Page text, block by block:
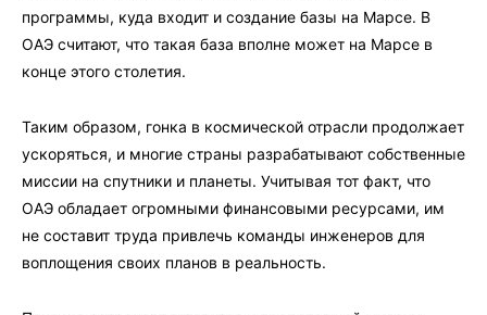
программы, куда входит и создание базы на Марсе. В
ОАЭ считают, что такая база вполне может на Марсе в
конце этого столетия.
Таким образом, гонка в космической отрасли продолжает
ускоряться, и многие страны разрабатывают собственные
миссии на спутники и планеты. Учитывая тот факт, что
ОАЭ обладает огромными финансовыми ресурсами, им
не составит труда привлечь команды инженеров для
воплощения своих планов в реальность.